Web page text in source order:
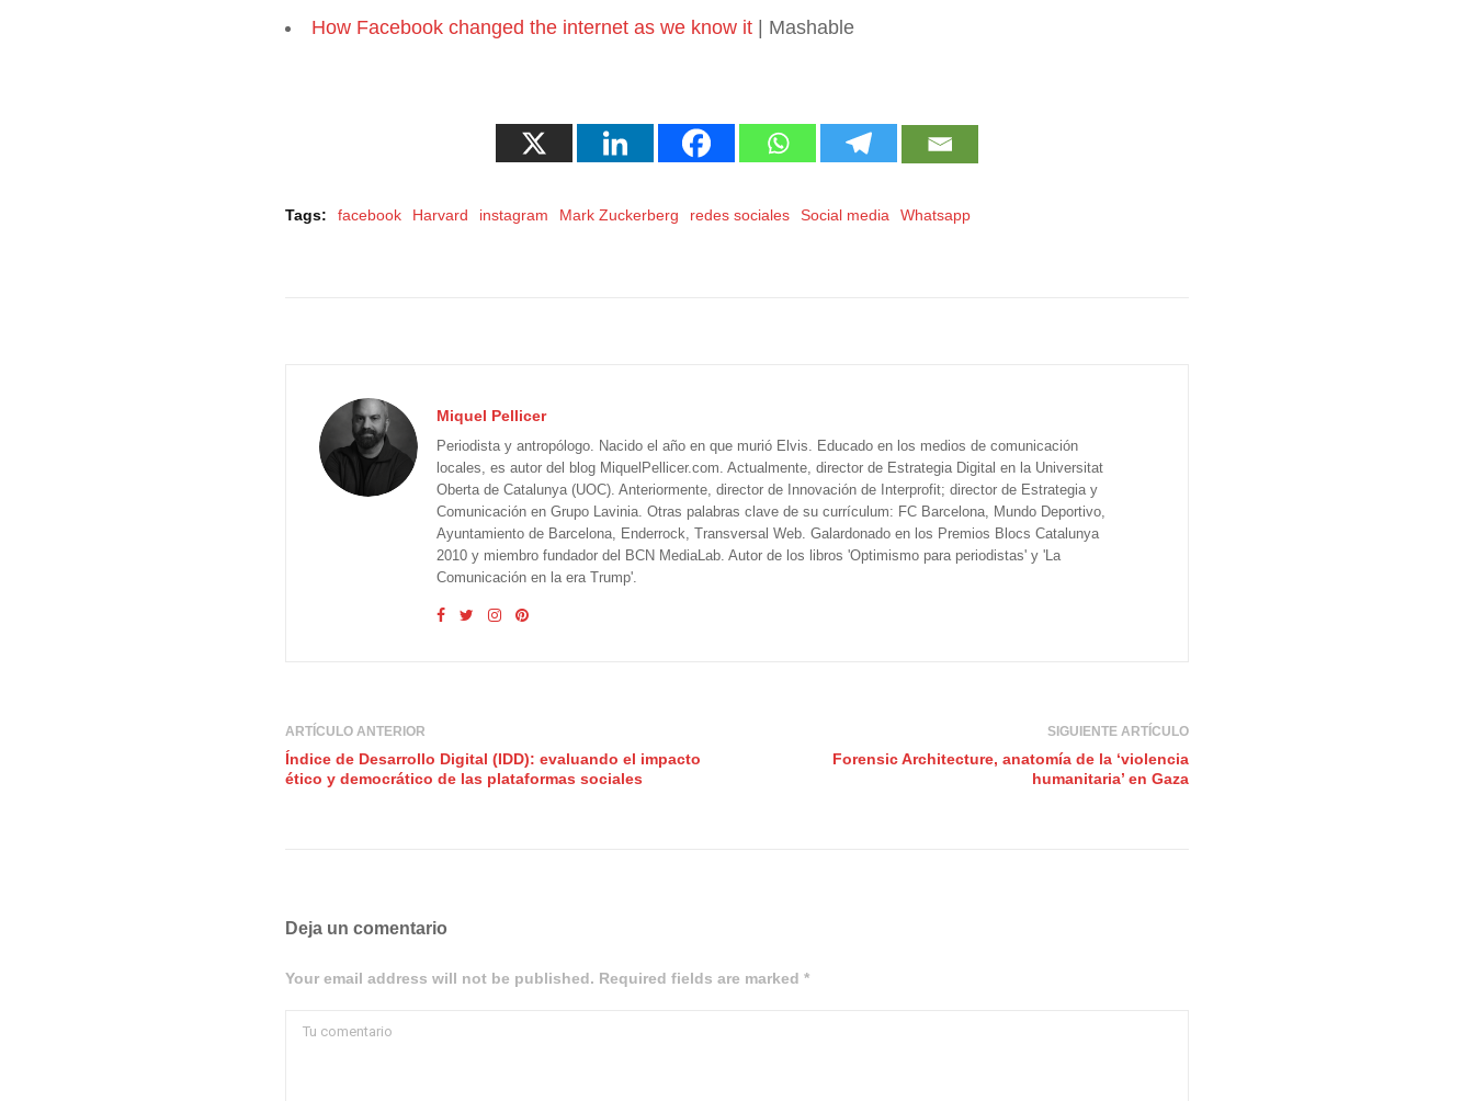
How Facebook changed the internet as we know it | Mashable
Tags: facebook Harvard instagram Mark Zuckerberg redes sociales Social media Whatsapp
Miquel Pellicer
Periodista y antropólogo. Nacido el año en que murió Elvis. Educado en los medios de comunicación
locales, es autor del blog MiquelPellicer.com. Actualmente, director de Estrategia Digital en la Universitat
Oberta de Catalunya (UOC). Anteriormente, director de Innovación de Interprofit; director de Estrategia y
Comunicación en Grupo Lavinia. Otras palabras clave de su currículum: FC Barcelona, Mundo Deportivo,
Ayuntamiento de Barcelona, Enderrock, Transversal Web. Galardonado en los Premios Blocs Catalunya
2010 y miembro fundador del BCN MediaLab. Autor de los libros 'Optimismo para periodistas' y 'La
Comunicación en la era Trump'.
ARTÍCULO ANTERIOR
Índice de Desarrollo Digital (IDD): evaluando el impacto
ético y democrático de las plataformas sociales
SIGUIENTE ARTÍCULO
Forensic Architecture, anatomía de la ‘violencia
humanitaria’ en Gaza
Deja un comentario
Your email address will not be published. Required fields are marked *